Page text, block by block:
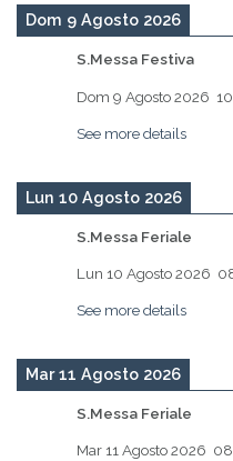
Dom 9 Agosto 2026
S.Messa Festiva
Dom 9 Agosto 2026
See more details
Lun 10 Agosto 2026
S.Messa Feriale
Lun 10 Agosto 2026
See more details
Mar 11 Agosto 2026
S.Messa Feriale
Mar 11 Agosto 2026